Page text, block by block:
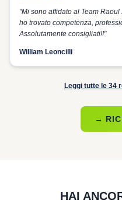
"Mi sono affidato al Team
ho trovato competenza,
Assolutamente consigliati!!"
William Leoncilli
Leggi tutte le 34
→
HAI